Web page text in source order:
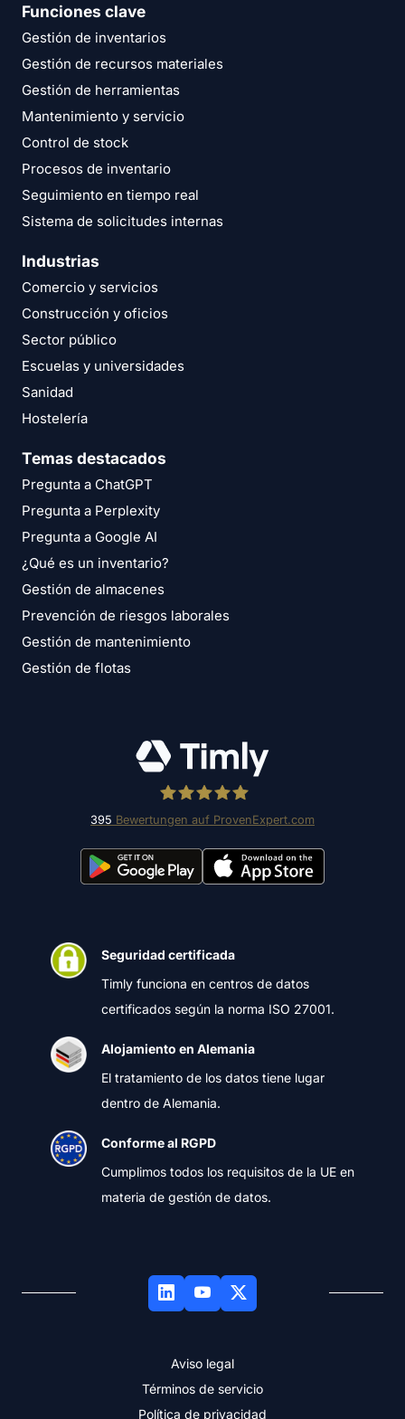
Funciones clave
Gestión de inventarios
Gestión de recursos materiales
Gestión de herramientas
Mantenimiento y servicio
Control de stock
Procesos de inventario
Seguimiento en tiempo real
Sistema de solicitudes internas
Industrias
Comercio y servicios
Construcción y oficios
Sector público
Escuelas y universidades
Sanidad
Hostelería
Temas destacados
Pregunta a ChatGPT
Pregunta a Perplexity
Pregunta a Google AI
¿Qué es un inventario?
Gestión de almacenes
Prevención de riesgos laborales
Gestión de mantenimiento
Gestión de flotas
Timly Software AG
395 Bewertungen auf ProvenExpert.com
Seguridad certificada
Timly funciona en centros de datos
certificados según la norma ISO 27001.
Alojamiento en Alemania
El tratamiento de los datos tiene lugar
dentro de Alemania.
Conforme al RGPD
Cumplimos todos los requisitos de la UE en
materia de gestión de datos.
Aviso legal
Términos de servicio
Política de privacidad